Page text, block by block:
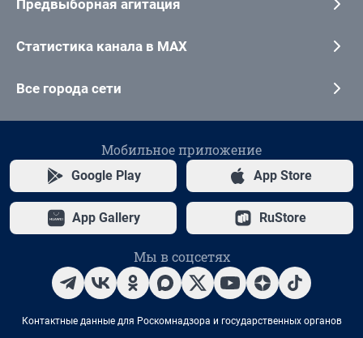
Предвыборная агитация
Статистика канала в MAX
Все города сети
Мобильное приложение
Google Play App Store
App Gallery RuStore
Мы в соцсетях
Контактные данные для Роскомнадзора и государственных органов